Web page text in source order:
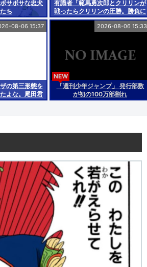
サボサな忠犬
ち
有識者「範馬勇次郎とクリリンが
戦ったらクリリンの圧勝。勝負に
ならないぐらい差がある」
の第三形態を
よな。尾田君
っ張る。
08-06 15:37
「週刊少年ジャンプ」 発行部数
が初の100万部割れ
NEW
2026-08-06 15:33